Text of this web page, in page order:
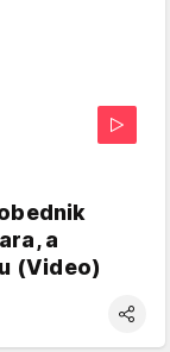
a
(Video)